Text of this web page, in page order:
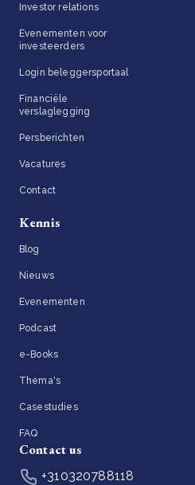
Investor relations
Evenementen voor
investeerders
Login beleggersportaal
Financiële
verslaglegging
Persberichten
Vacatures
Contact
Kennis
Blog
Nieuws
Evenementen
Podcast
e-Books
Thema's
Casestudies
FAQ
Contact us
+310320788118